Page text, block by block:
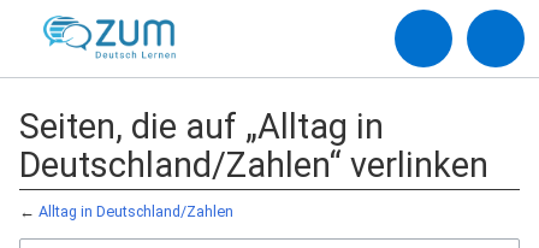
Seiten, die auf „Alltag in
Deutschland/Zahlen“ verlinken
← Alltag in Deutschland/Zahlen